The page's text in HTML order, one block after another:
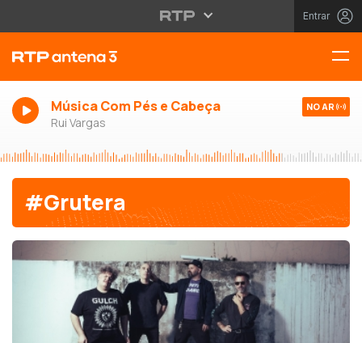
Entrar
Música Com Pés e Cabeça
Rui Vargas
NO AR
#Grutera